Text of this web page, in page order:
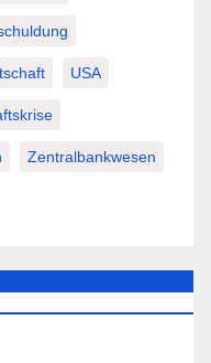
USA
Zentralbankwesen